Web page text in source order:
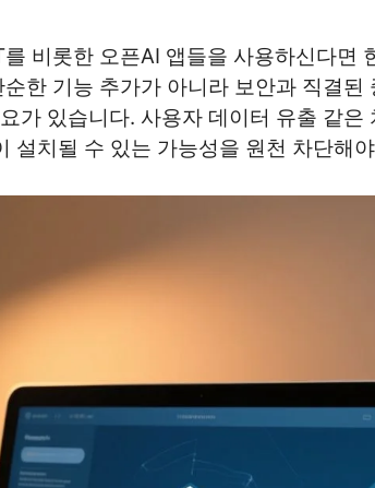
비롯한 오픈AI 앱들을 사용하신다면
한 기능 추가가 아니라 보안과 직결된
가 있습니다. 사용자 데이터 유출 같은
설치될 수 있는 가능성을 원천 차단해